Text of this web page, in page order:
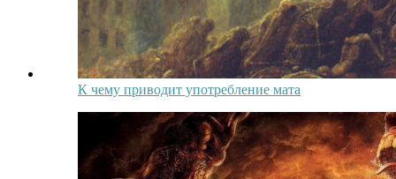
К чему приводит употребление мата